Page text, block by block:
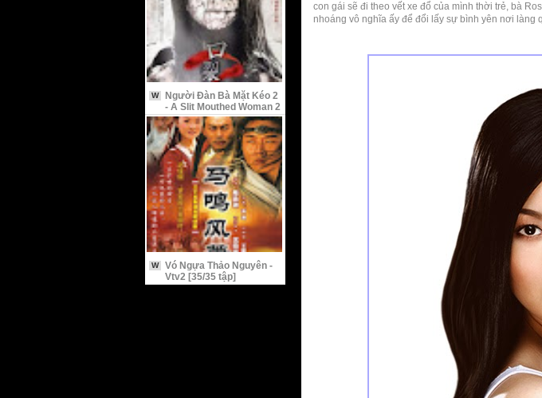
W
Người Đàn Bà Mặt Kéo 2
- A Slit Mouthed Woman 2
W
Vó Ngựa Thảo Nguyên -
Vtv2 [35/35 tập]
con gái sẽ đi theo vết xe đổ của mình thời trẻ, bà
nhoáng vô nghĩa ấy để đổi lấy sự bình yên nơi làng